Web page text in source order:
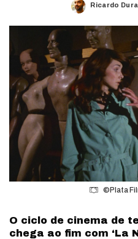
Posted
Ricardo
©Plata
O ciclo de cinema de
chega ao fim com ‘La